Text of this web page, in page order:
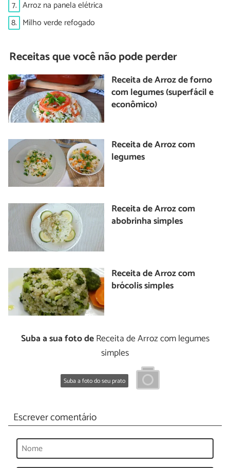
7. Arroz na panela elétrica
8. Milho verde refogado
Receitas que você não pode perder
Receita de Arroz de forno
com legumes (superfácil e
econômico)
Receita de Arroz com
legumes
Receita de Arroz com
abobrinha simples
Receita de Arroz com
brócolis simples
Suba a sua foto deReceita de Arroz com legumes
simples
Suba a foto do seu prato
Escrever comentário